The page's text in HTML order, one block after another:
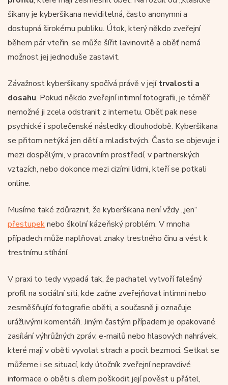
šikany je kyberšikana neviditelná, často anonymní a
dostupná širokému publiku. Útok, který někdo zveřejní
během pár vteřin, se může šířit lavinovitě a oběť nemá
možnost jej jednoduše zastavit.
Závažnost kyberšikany spočívá právě v jejítrvalosti a
dosahu. Pokud někdo zveřejní intimní fotografii, je téměř
nemožné ji zcela odstranit z internetu. Oběť pak nese
psychické i společenské následky dlouhodobě. Kyberšikana
se přitom netýká jen dětí a mladistvých. Často se objevuje i
mezi dospělými, v pracovním prostředí, v partnerských
vztazích, nebo dokonce mezi cizími lidmi, kteří se potkali
online.
Musíme také zdůraznit, že kyberšikana není vždy „jen“
přestupeknebo školní kázeňský problém. V mnoha
případech může naplňovat znaky trestného činu a vést k
trestnímu stíhání.
V praxi to tedy vypadá tak, že pachatel vytvoří falešný
profil na sociální síti, kde začne zveřejňovat intimní nebo
zesměšňující fotografie oběti, a současně ji označuje
urážlivými komentáři. Jiným častým případem je opakované
zasílání výhrůžných zpráv, e-mailů nebo hlasových nahrávek,
které mají v oběti vyvolat strach a pocit bezmoci. Setkat se
můžeme i se situací, kdy útočník zveřejní nepravdivé
informace o oběti s cílem poškodit její pověst u přátel,